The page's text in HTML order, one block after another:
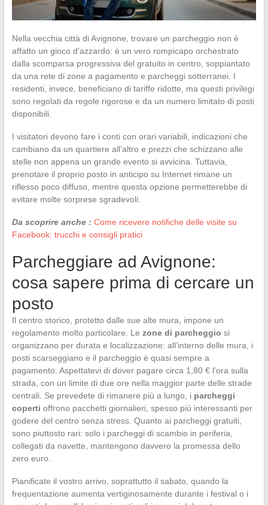
Nella vecchia città di Avignone, trovare un parcheggio non è
affatto un gioco d’azzardo: è un vero rompicapo orchestrato
dalla scomparsa progressiva del gratuito in centro, soppiantato
da una rete di zone a pagamento e parcheggi sotterranei. I
residenti, invece, beneficiano di tariffe ridotte, ma questi privilegi
sono regolati da regole rigorose e da un numero limitato di posti
disponibili.
I visitatori devono fare i conti con orari variabili, indicazioni che
cambiano da un quartiere all’altro e prezzi che schizzano alle
stelle non appena un grande evento si avvicina. Tuttavia,
prenotare il proprio posto in anticipo su Internet rimane un
riflesso poco diffuso, mentre questa opzione permetterebbe di
evitare molte sorprese sgradevoli.
Da scoprire anche : Come ricevere notifiche delle visite su
Facebook: trucchi e consigli pratici
Parcheggiare ad Avignone:
cosa sapere prima di cercare un
posto
Il centro storico, protetto dalle sue alte mura, impone un
regolamento molto particolare. Le zone di parcheggio si
organizzano per durata e localizzazione: all’interno delle mura, i
posti scarseggiano e il parcheggio è quasi sempre a
pagamento. Aspettatevi di dover pagare circa 1,80 € l’ora sulla
strada, con un limite di due ore nella maggior parte delle strade
centrali. Se prevedete di rimanere più a lungo, i parcheggi
coperti offrono pacchetti giornalieri, spesso più interessanti per
godere del centro senza stress. Quanto ai parcheggi gratuiti,
sono piuttosto rari: solo i parcheggi di scambio in periferia,
collegati da navette, mantengono davvero la promessa dello
zero euro.
Pianificate il vostro arrivo, soprattutto il sabato, quando la
frequentazione aumenta vertiginosamente durante i festival o i